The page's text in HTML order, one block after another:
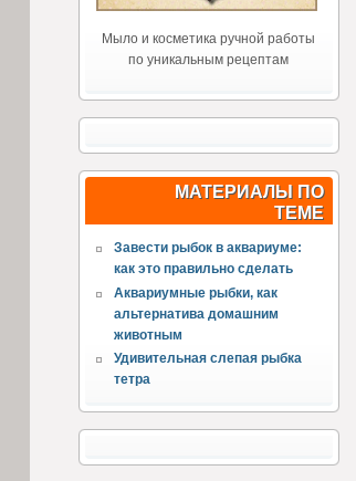
Мыло и косметика ручной работы
по уникальным рецептам
МАТЕРИАЛЫ ПО
ТЕМЕ
Завести рыбок в аквариуме:
как это правильно сделать
Аквариумные рыбки, как
альтернатива домашним
животным
Удивительная слепая рыбка
тетра